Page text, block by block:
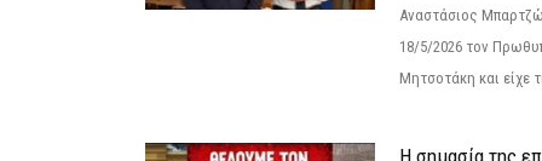
Αναστάσιος
18/5/2026 τον
Μητσοτάκη και είχε
Η σημασία της